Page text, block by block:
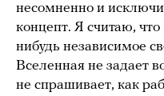
несомненно и
концепт. Я считаю,
нибудь независимое
Вселенная не задает
не спрашивает, как